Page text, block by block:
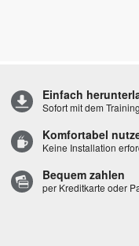
Einfach
Sofort mit dem
Komfortabel
Keine Installation
Bequem zahlen
per Kreditkarte oder